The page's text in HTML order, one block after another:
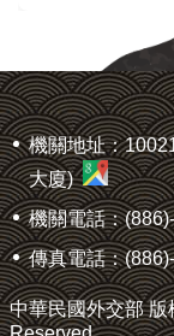
:::
機關地址：
大廈)
機關電話：
傳真電話：
中華民國外交部